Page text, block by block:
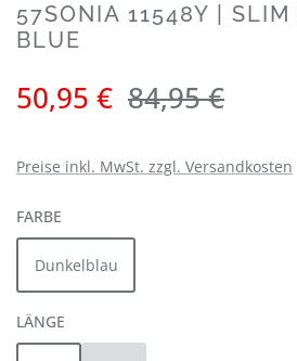
57SONIA 11548Y |
BLUE
Verkaufspreis:
50,95 € Regulärer
84,95 €
Preise inkl. MwSt. zzgl. Versandkosten
FARBE
Dunkelblau
LÄNGE